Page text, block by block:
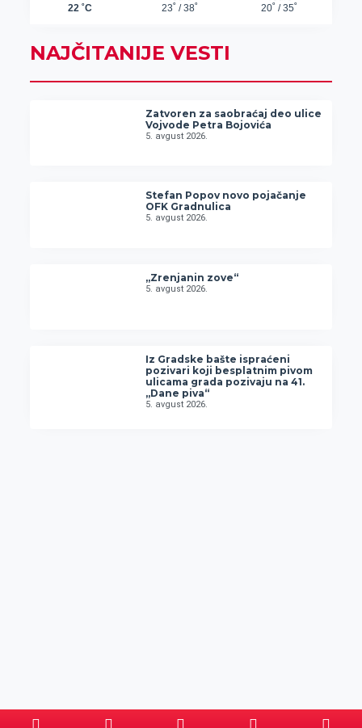
NAJČITANIJE VESTI
Zatvoren za saobraćaj deo ulice
Vojvode Petra Bojovića
5. avgust 2026.
Stefan Popov novo pojačanje
OFK Gradnulica
5. avgust 2026.
„Zrenjanin zove“
5. avgust 2026.
Iz Gradske bašte ispraćeni
pozivari koji besplatnim pivom
ulicama grada pozivaju na 41.
„Dane piva“
5. avgust 2026.